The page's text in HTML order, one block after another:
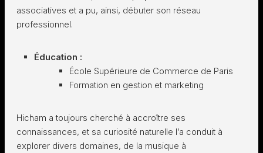
associatives et a pu, ainsi, débuter son réseau
professionnel.
Éducation :
École Supérieure de Commerce de Paris
Formation en gestion et marketing
Hicham a toujours cherché à accroître ses
connaissances, et sa curiosité naturelle l’a conduit à
explorer divers domaines, de la musique à